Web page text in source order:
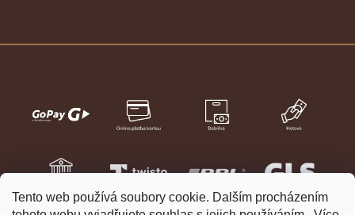
Tento web používá soubory cookie. Dalším procházením